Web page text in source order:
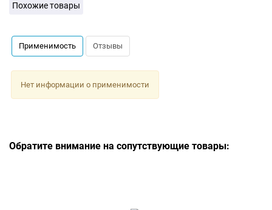
Похожие товары
Применимость Отзывы
Нет информации о применимости
Обратите внимание на сопутствующие товары: